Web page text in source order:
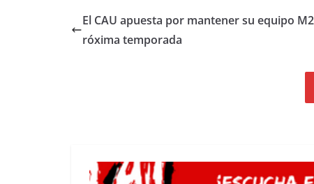
El CAU apuesta por mantener su equipo
róxima temporada